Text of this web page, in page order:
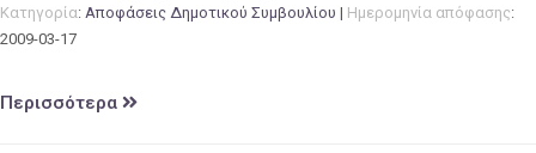
Κατηγορία: Αποφάσεις Δημοτικού Συμβουλίου | Ημερομηνία απόφασης:
2009-03-17
Περισσότερα